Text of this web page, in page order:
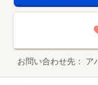
お問い合わせ先 ア